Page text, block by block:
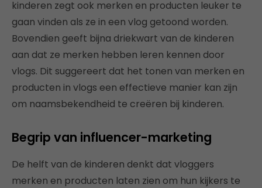
kinderen zegt ook merken en producten leuker te
gaan vinden als ze in een vlog getoond worden.
Bovendien geeft bijna driekwart van de kinderen
aan dat ze merken hebben leren kennen door
vlogs. Dit suggereert dat het tonen van merken en
producten in vlogs een effectieve manier kan zijn
om naamsbekendheid te creëren bij kinderen.
Begrip van influencer-marketing
De helft van de kinderen denkt dat vloggers
merken en producten laten zien om hun kijkers te